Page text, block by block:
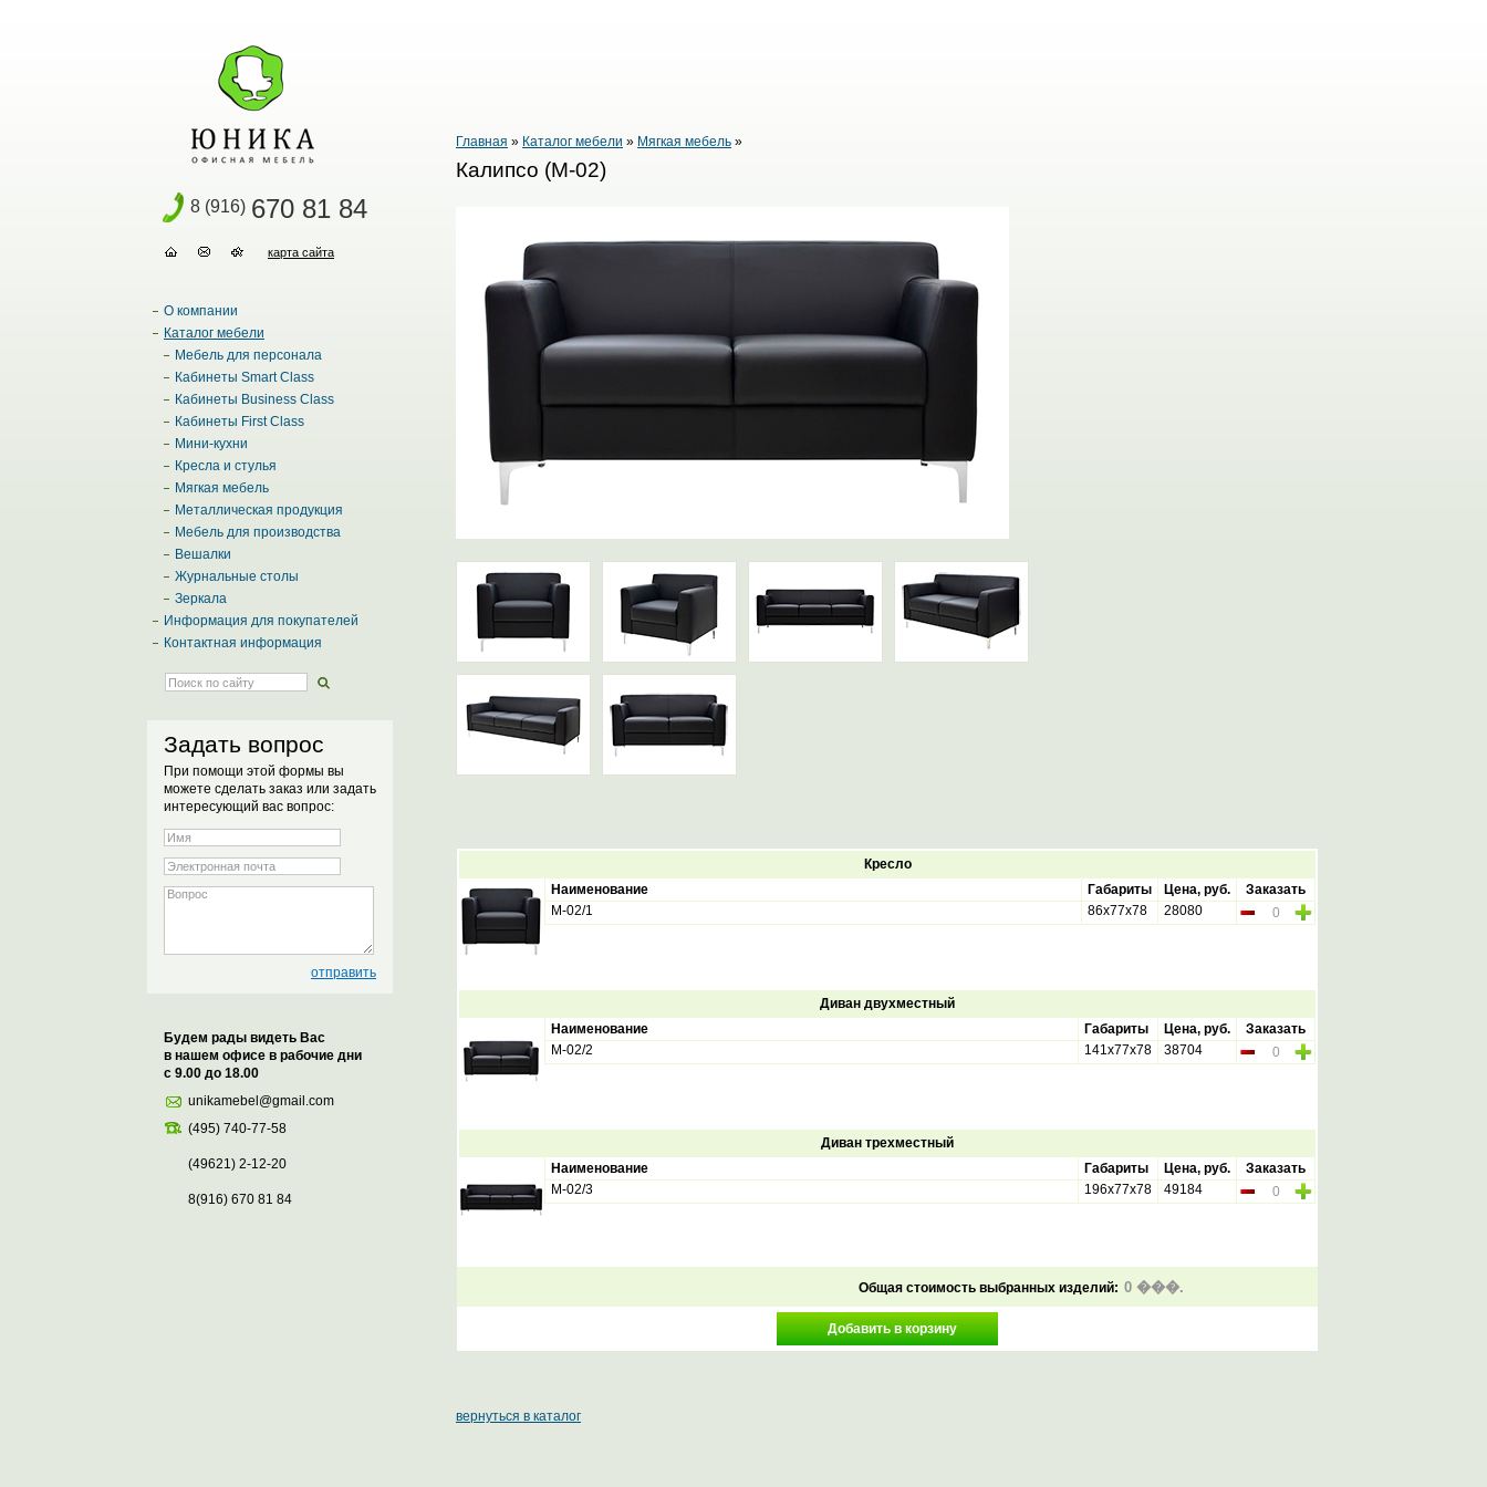
8 (916) 670 81 84
карта сайта
О компании
Каталог мебели
Мебель для персонала
Кабинеты Smart Class
Кабинеты Business Class
Кабинеты First Class
Мини-кухни
Кресла и стулья
Мягкая мебель
Металлическая продукция
Мебель для производства
Вешалки
Журнальные столы
Зеркала
Информация для покупателей
Контактная информация
Задать вопрос
При помощи этой формы вы
можете сделать заказ или задать
интересующий вас вопрос:
Будем рады видеть Вас
в нашем офисе в рабочие дни
с 9.00 до 18.00
unikamebel@gmail.com
(495) 740-77-58
(49621) 2-12-20
8(916) 670 81 84
Главная » Каталог мебели » Мягкая мебель »
Калипсо (М-02)
Кресло
Наименование
Габариты Цена, руб.
Заказать
М-02/1
86х77х78 28080
Диван двухместный
Наименование
Габариты Цена, руб.
Заказать
М-02/2
141х77х78 38704
Диван трехместный
Наименование
Габариты Цена, руб.
Заказать
М-02/3
196х77х78 49184
Общая стоимость выбранных изделий:
вернуться в каталог